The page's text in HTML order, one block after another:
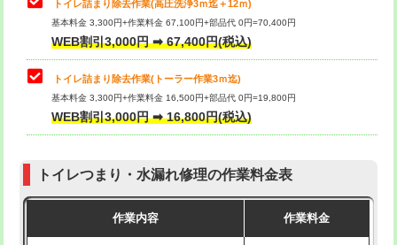
トイレ詰まり除去作業(高圧洗浄3ｍ迄＋12ｍ)
基本料金 3,300円+作業料金 67,100円+部品代 0円=70,400円
WEB割引3,000円 ➡ 67,400円(税込)
トイレ詰まり除去作業(トーラー作業3ｍ迄)
基本料金 3,300円+作業料金 16,500円+部品代 0円=19,800円
WEB割引3,000円 ➡ 16,800円(税込)
トイレつまり・水漏れ修理の作業料金表
作業内容 作業料金